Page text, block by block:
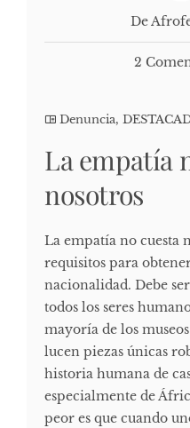
De
2
Denuncia,
La empatía
nosotros
La empatía no cuesta
requisitos para
nacionalidad. Debe
todos los seres
mayoría de los
lucen piezas únicas
historia humana de
especialmente de
peor es que cuando